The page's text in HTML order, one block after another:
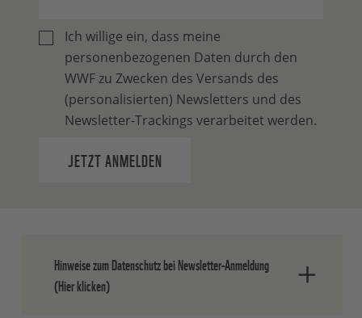
Ich willige ein, dass meine
personenbezogenen Daten durch den
WWF zu Zwecken des Versands des
(personalisierten) Newsletters und des
Newsletter-Trackings verarbeitet werden.
JETZT ANMELDEN
Hinweise zum Datenschutz bei Newsletter-Anmeldung
(Hier klicken)